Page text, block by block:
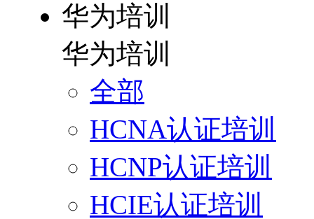
华为培训
华为培训
全部
HCNA认证培训
HCNP认证培训
HCIE认证培训